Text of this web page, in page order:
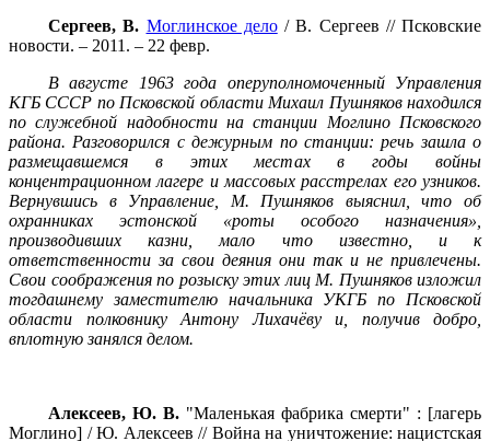
Сергеев, В. Моглинское дело/ В. Сергеев // Псковские
новости. – 2011. – 22 февр.
В августе 1963 года оперуполномоченный Управления
КГБ СССР по Псковской области Михаил Пушняков находился
по служебной надобности на станции Моглино Псковского
района. Разговорился с дежурным по станции: речь зашла о
размещавшемся в этих местах в годы войны
концентрационном лагере и массовых расстрелах его узников.
Вернувшись в Управление, М. Пушняков выяснил, что об
охранниках эстонской «роты особого назначения»,
производивших казни, мало что известно, и к
ответственности за свои деяния они так и не привлечены.
Свои соображения по розыску этих лиц М. Пушняков изложил
тогдашнему заместителю начальника УКГБ по Псковской
области полковнику Антону Лихачёву и, получив добро,
вплотную занялся делом.
Алексеев, Ю. В. "Маленькая фабрика смерти" : [лагерь
Моглино] / Ю. Алексеев // Война на уничтожение: нацистская